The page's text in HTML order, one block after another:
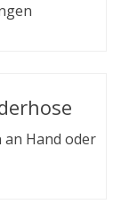
Hand oder